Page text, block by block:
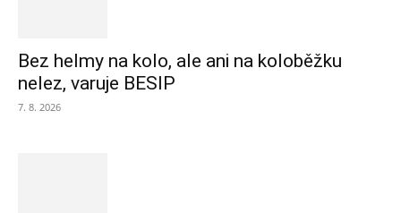
Bez helmy na kolo, ale ani na koloběžku
nelez, varuje BESIP
7. 8. 2026